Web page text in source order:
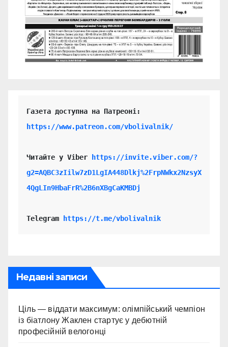
https://www.patreon.com/vbolivalnik/
Читайте у Viber
https://invite.viber.com/?
g2=AQBC3zIilw7zD1LgIA448Dlkj%2FrpNWkx2NzsyX
4QgLIn9HbaFrR%2B6nXBgCaKMBDj
Telegram https://t.me/vbolivalnik
Недавні записи
Ціль — віддати максимум: олімпійський чемпіон
із біатлону Жаклен стартує у дебютній
професійній велогонці